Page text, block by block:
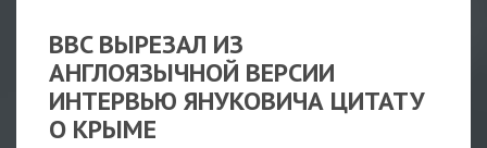
BBC ВЫРЕЗАЛ ИЗ
АНГЛОЯЗЫЧНОЙ ВЕРСИИ
ИНТЕРВЬЮ ЯНУКОВИЧА ЦИТАТУ
О КРЫМЕ